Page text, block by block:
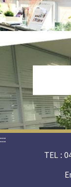
:::
TEL :